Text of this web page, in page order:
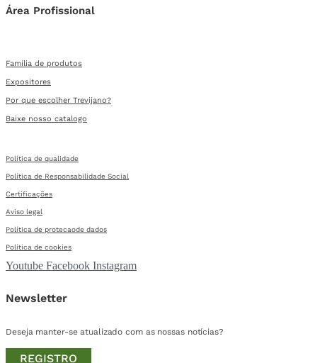
Área Profissional
Família de produtos
Expositores
Por que escolher Trevijano?
Baixe nosso catalogo
Política de qualidade
Política de Responsabilidade Social
Certificações
Aviso legal
Política de protecaode dados
Política de cookies
Youtube Facebook Instagram
Newsletter
Deseja manter-se atualizado com as nossas notícias?
REGISTRO